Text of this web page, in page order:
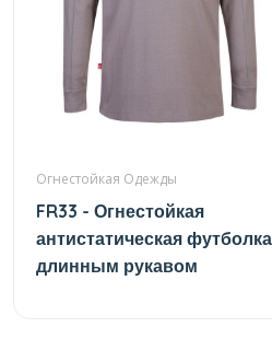
Огнестойкая Одежды
FR33 - Огнестойкая
антистатическая
длинным рукавом